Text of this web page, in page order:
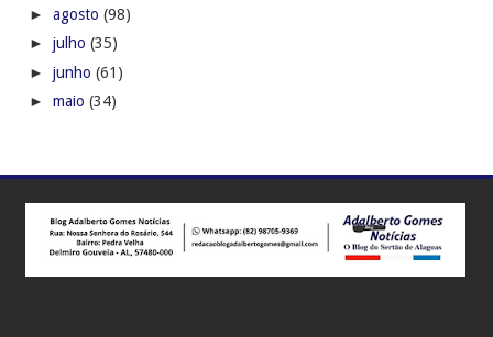
► agosto (98)
► julho (35)
► junho (61)
► maio (34)